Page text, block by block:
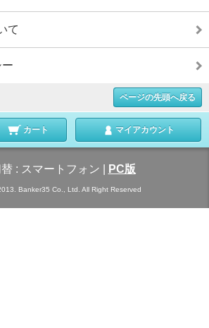
て
ページの先頭へ戻る
カート マイアカウント
: スマートフォン PC版
Banker35 Co., Ltd. All Right Reserved